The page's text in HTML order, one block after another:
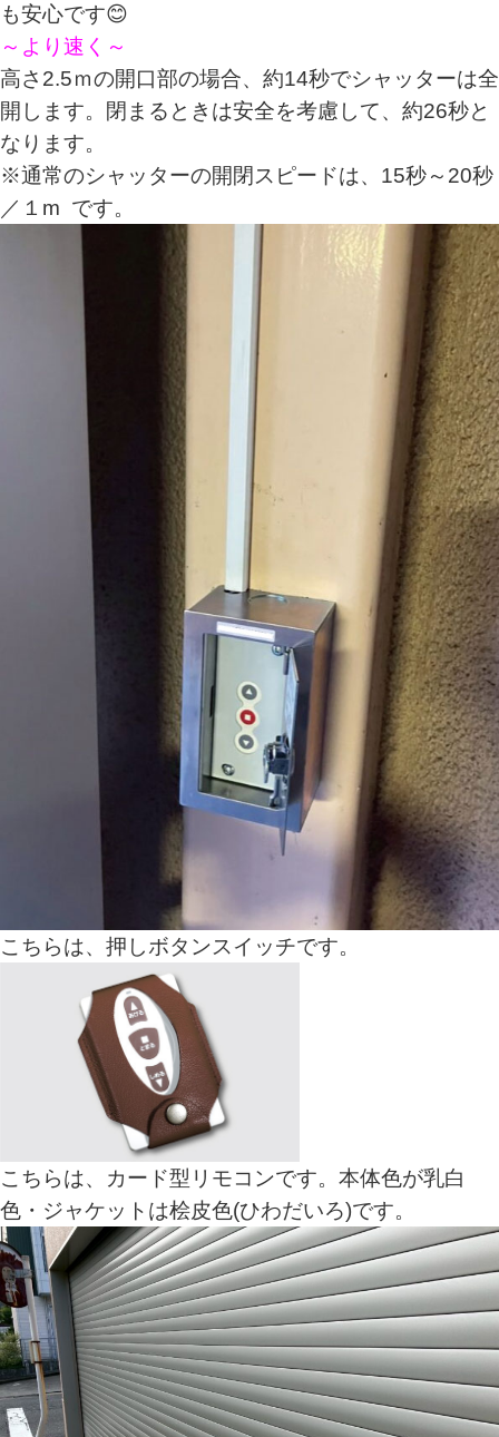
も安心です😊
～より速く～
高さ2.5ｍの開口部の場合、約14秒でシャッターは全
開します。閉まるときは安全を考慮して、約26秒と
なります。
※通常のシャッターの開閉スピードは、15秒～20秒
／１m です。
こちらは、押しボタンスイッチです。
こちらは、カード型リモコンです。本体色が乳白
色・ジャケットは桧皮色(ひわだいろ)です。